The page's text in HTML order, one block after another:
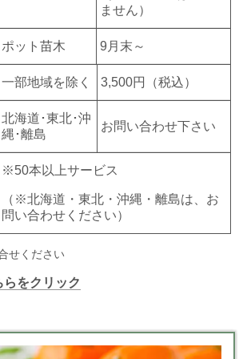
ません）
ポット苗木 9月末～
一部地域を除く 3,500円 （税込）
北海道･東北･沖
縄･離島
お問い合わせ下さい
※50本以上サービス
（※北海道・東北・沖縄・離島は、お
問い合わせください）
せください
をクリック